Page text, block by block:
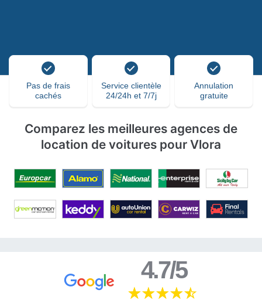
Pas de frais
cachés
Service clientèle
24/24h et 7/7j
Annulation
gratuite
Comparez les meilleures agences de
location de voitures pour Vlora
4.7/5